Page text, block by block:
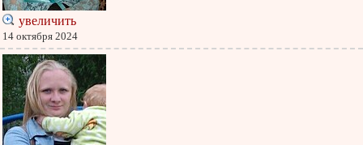
увеличить
14 октября 2024